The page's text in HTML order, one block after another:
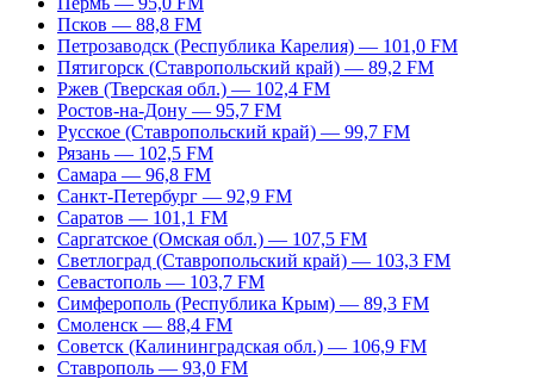
Псков — 88,8 FM
Петрозаводск (Республика Карелия) — 101,0 FM
Пятигорск (Ставропольский край) — 89,2 FM
Ржев (Тверская обл.) — 102,4 FM
Ростов-на-Дону — 95,7 FM
Русское (Ставропольский край) — 99,7 FM
Рязань — 102,5 FM
Самара — 96,8 FM
Санкт-Петербург — 92,9 FM
Саратов — 101,1 FM
Саргатское (Омская обл.) — 107,5 FM
Светлоград (Ставропольский край) — 103,3 FM
Севастополь — 103,7 FM
Симферополь (Республика Крым) — 89,3 FM
Смоленск — 88,4 FM
Советск (Калининградская обл.) — 106,9 FM
Ставрополь — 93,0 FM